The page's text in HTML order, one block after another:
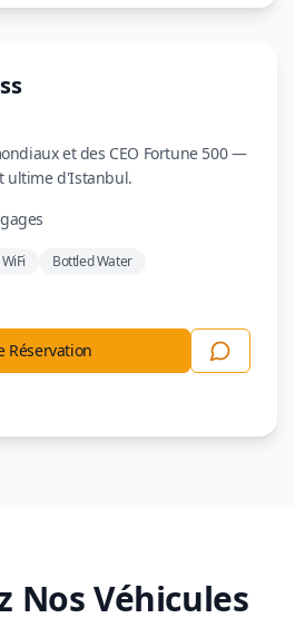
et des CEO Fortune 500 —
ultime d'Istanbul.
Bottled Water
Réservation
Nos Véhicules